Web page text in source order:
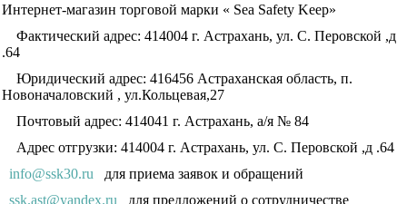
Интернет-магазин торговой марки « Sea Safety Keep»
Фактический адрес: 414004 г. Астрахань, ул. С. Перовской ,д
.64
Юридический адрес: 416456 Астраханская область, п.
Новоначаловский , ул.Кольцевая,27
Почтовый адрес: 414041 г. Астрахань, а/я № 84
Адрес отгрузки: 414004 г. Астрахань, ул. С. Перовской ,д .64
info@ssk30.ru для приема заявок и обращений
ssk.ast@yandex.ru для предложений о сотрудничестве